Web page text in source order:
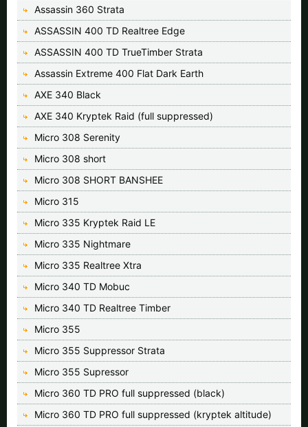
Assassin 360 Strata
ASSASSIN 400 TD Realtree Edge
ASSASSIN 400 TD TrueTimber Strata
Assassin Extreme 400 Flat Dark Earth
AXE 340 Black
AXE 340 Kryptek Raid (full suppressed)
Micro 308 Serenity
Micro 308 short
Micro 308 SHORT BANSHEE
Micro 315
Micro 335 Kryptek Raid LE
Micro 335 Nightmare
Micro 335 Realtree Xtra
Micro 340 TD Mobuc
Micro 340 TD Realtree Timber
Micro 355
Micro 355 Suppressor Strata
Micro 355 Supressor
Micro 360 TD PRO full suppressed (black)
Micro 360 TD PRO full suppressed (kryptek altitude)